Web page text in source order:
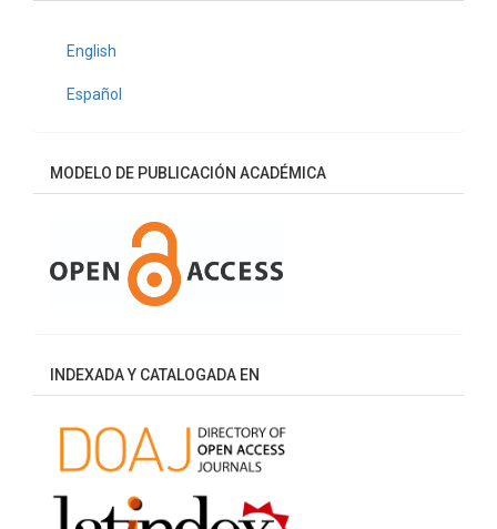
English
Español
MODELO DE PUBLICACIÓN ACADÉMICA
INDEXADA Y CATALOGADA EN